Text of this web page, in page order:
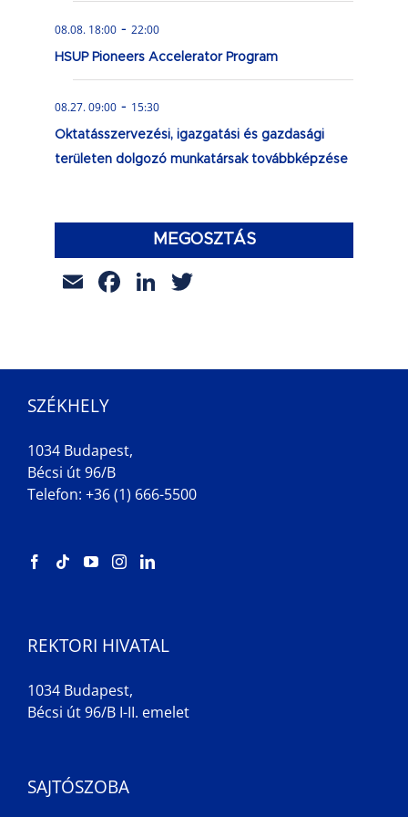
08.08. 18:00 - 22:00
HSUP Pioneers Accelerator Program
08.27. 09:00 - 15:30
Oktatásszervezési, igazgatási és gazdasági
területen dolgozó munkatársak továbbképzése
MEGOSZTÁS
EmailFacebook
LinkedIn
SZÉKHELY
1034 Budapest,
Bécsi út 96/B
Telefon: +36 (1) 666-5500
REKTORI HIVATAL
1034 Budapest,
Bécsi út 96/B I-II. emelet
SAJTÓSZOBA